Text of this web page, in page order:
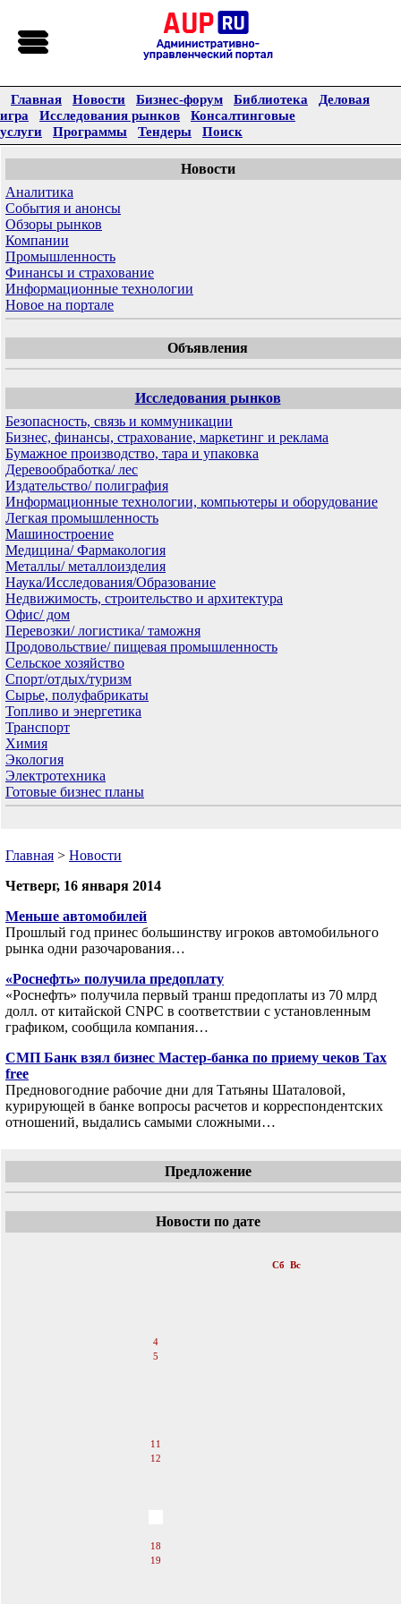
Главная Новости Бизнес-форум Библиотека
Деловая
игра
Исследования рынков
Консалтинговые
услуги
Программы Тендеры Поиск
Новости
Аналитика
События и анонсы
Обзоры рынков
Компании
Промышленность
Финансы и страхование
Информационные технологии
Новое на портале
Объявления
Исследования рынков
Безопасность, связь и коммуникации
Бизнес, финансы, страхование, маркетинг и реклама
Бумажное производство, тара и упаковка
Деревообработка/ лес
Издательство/ полиграфия
Информационные технологии, компьютеры и оборудование
Легкая промышленность
Машиностроение
Медицина/ Фармакология
Металлы/ металлоизделия
Наука/Исследования/Образование
Недвижимость, строительство и архитектура
Офис/ дом
Перевозки/ логистика/ таможня
Продовольствие/ пищевая промышленность
Сельское хозяйство
Спорт/отдых/туризм
Сырье, полуфабрикаты
Топливо и энергетика
Транспорт
Химия
Экология
Электротехника
Готовые бизнес планы
Главная > Новости
Четверг, 16 января 2014
Меньше автомобилей
Прошлый год принес большинству игроков автомобильного
рынка одни разочарования…
«Роснефть» получила предоплату
«Роснефть» получила первый транш предоплаты из 70 млрд
долл. от китайской CNPC в соответствии с установленным
графиком, сообщила компания…
СМП Банк взял бизнес Мастер-банка по приему чеков Tax
free
Предновогодние рабочие дни для Татьяны Шаталовой,
курирующей в банке вопросы расчетов и корреспондентских
отношений, выдались самыми сложными…
Предложение
Новости по дате
Сб Вс
4
5
11
12
18
19